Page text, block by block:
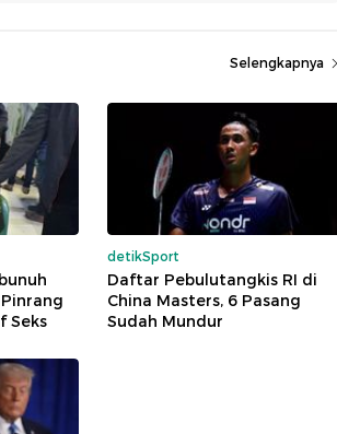
Selengkapnya
Seks
detikSport
Daftar Pebulutangkis RI di
China Masters, 6 Pasang
Sudah Mundur